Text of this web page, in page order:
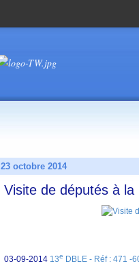
23 octobre 2014
Visite de députés à
03-09-2014 13e DBLE - Réf : 471 -